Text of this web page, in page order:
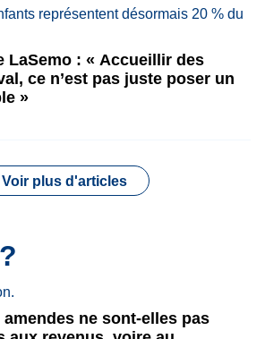
LaSemo : « Accueillir des
ce n’est pas juste poser un
»
Voir plus d'articles
ne sont-elles pas